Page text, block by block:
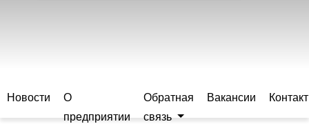
Новости
О
предприятии
Обратная
связь
Вакансии